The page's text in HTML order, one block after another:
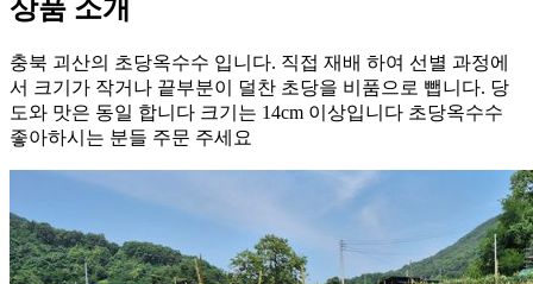
상품 소개
충북 괴산의 초당옥수수 입니다. 직접 재배 하여 선별 과정에
서 크기가 작거나 끝부분이 덜찬 초당을 비품으로 뺍니다. 당
도와 맛은 동일 합니다 크기는 14cm 이상입니다 초당옥수수
좋아하시는 분들 주문 주세요